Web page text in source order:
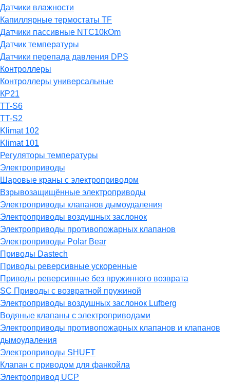
Датчики влажности
Капиллярные термостаты TF
Датчики пассивные NTC10kOm
Датчик температуры
Датчики перепада давления DPS
Контроллеры
Контроллеры универсальные
КР21
TT-S6
TT-S2
Klimat 102
Klimat 101
Регуляторы температуры
Электроприводы
Шаровые краны с электроприводом
Взрывозащищённые электроприводы
Электроприводы клапанов дымоудаления
Электроприводы воздушных заслонок
Электроприводы противопожарных клапанов
Электроприводы Polar Bear
Приводы Dastech
Приводы реверсивные ускоренные
Приводы реверсивные без пружинного возврата
SC Приводы с возвратной пружиной
Электроприводы воздушных заслонок Lufberg
Водяные клапаны с электроприводами
Электроприводы противопожарных клапанов и клапанов
дымоудаления
Электроприводы SHUFT
Клапан с приводом для фанкойла
Электропривод UCP